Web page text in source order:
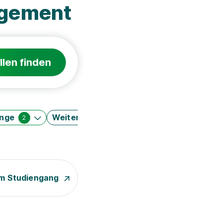
finden
2 Weitere Filter
Studiengang